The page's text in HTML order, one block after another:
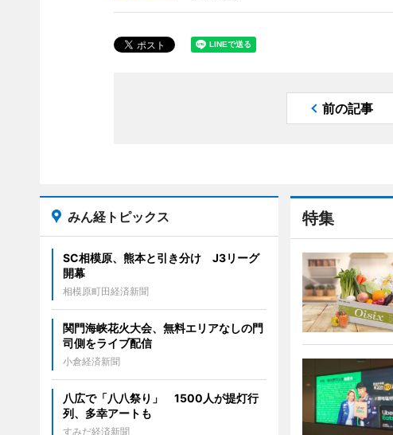
前の記事
特集
みん経トピックス
SC相模原、熊本と引き分け J3リーグ
開幕
相模原町田経済新聞
関門海峡花火大会、無料エリアなしの門
司側をライブ配信
小倉経済新聞
八広で「八八祭り」 1500人が提灯行
列、多幸アートも
すみだ経済新聞